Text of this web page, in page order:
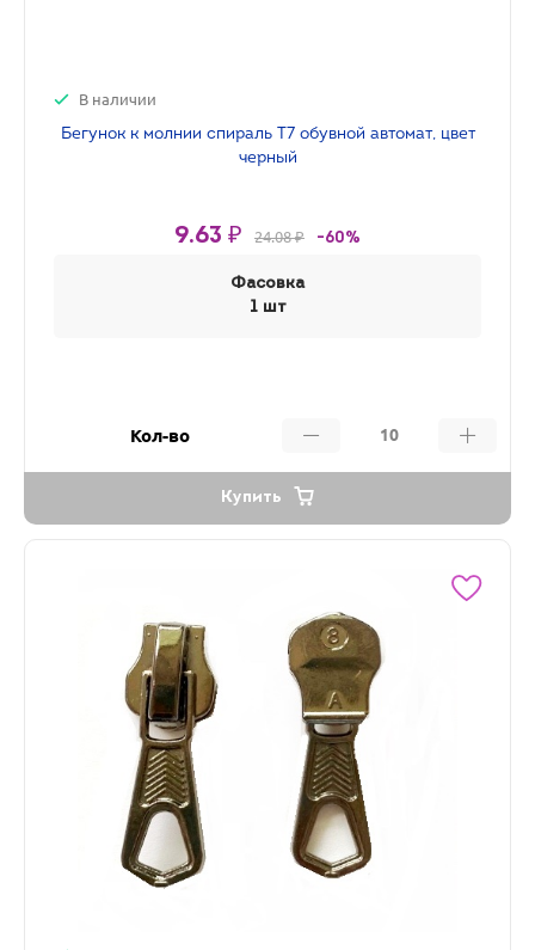
В наличии
Бегунок к молнии спираль Т7 обувной автомат, цвет
черный
9.63 ₽ 24.08 ₽ -60%
Фасовка
1 шт
Кол-во
Купить